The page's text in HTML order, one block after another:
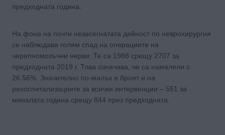
предходната година.
На фона на почти незасегнатата дейност по неврохирургия
се наблюдава голям спад на операциите на
черепномозъчни нерви. Те са 1988 срещу 2707 за
предходната 2019 г. Това означава, че са намалели с
26.56%. Значително по-малък е броят и на
рехоспитализациите за всички интервенции – 551 за
миналата година срещу 844 през предходната.